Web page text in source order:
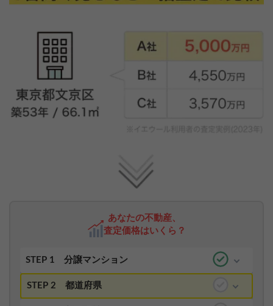
あなたの不動産、
査定価格はいくら？
STEP 1 分譲マンション
STEP 2 都道府県